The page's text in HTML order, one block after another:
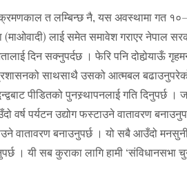
त लम्बिन्छ नै, यस अवस्थामा गत
लाई समेत समावेश गराएर नेपाल
दिन सक्नुपर्दछ । फेरि पनि दोहोर्‍याऊँ
साथसाथै उसको आत्मबल
पीडितको पुनस्र्थापनलाई गति दिनुपर्छ
वर्ष पर्यटन उद्योग फस्टाउने वातावरण
वातावरण बनाउनुपर्छ । यो सबै आउँदो
। यी सब कुराका लागि हामी ‘संविधानसभा